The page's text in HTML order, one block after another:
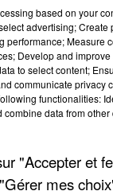
based on your
advertising;
Measure
Develop and
to select content;
communicate
functionalities:
data from
"Accepter et
mes